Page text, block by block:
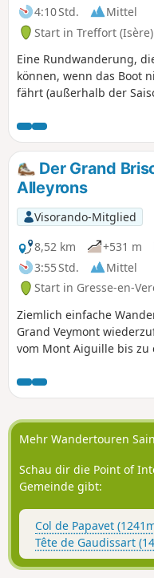
4:10 Std.
Mittel
Start in Treffort (Isère)
Eine Rundwanderung,
können, wenn das Boot
fährt (außerhalb der
erkunden möchten.
Wanderung:
Drac. Ich rate Personen
oder Höhenphobie von
ab!
Der Grand
Alleyrons
Visorando-Mitglied
8,52 km
+531 m
3:55 Std.
Mittel
Start in Gresse-en-
Ziemlich einfache
Grand Veymont
vom Mont Aiguille bis zu
Mehr Wandertouren
Schau dir die Point of
Gemeinde gibt:
Col de Papavet
Tête de Gaudissart